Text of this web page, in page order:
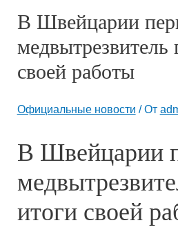
В Швейцарии
медвытрезвитель
своей работы
Официальные новости / От
В Швейцарии
итоги своей